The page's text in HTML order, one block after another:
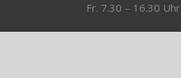
Fr. 7.30 – 16.30 Uhr